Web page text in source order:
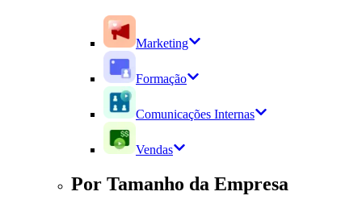
Marketing
Formação
Comunicações Internas
Vendas
Por Tamanho da Empresa